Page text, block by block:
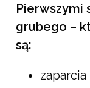
Pierwszymi
grubego –
są:
zaparcia